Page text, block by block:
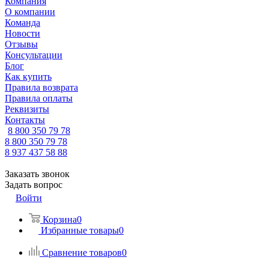
О компании
Команда
Новости
Отзывы
Консультации
Блог
Как купить
Правила возврата
Правила оплаты
Реквизиты
Контакты
8 800 350 79 78
8 800 350 79 78
8 937 437 58 88
Заказать звонок
Задать вопрос
Войти
Корзина0
Избранные товары0
Сравнение товаров0